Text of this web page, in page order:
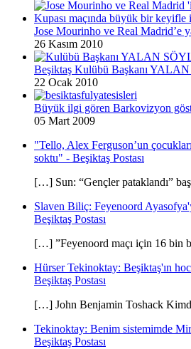
Jose Mourinho ve Real Madrid’e
26 Kasım 2010
Beşiktaş Kulübü Başkanı
22 Ocak 2010
Büyük ilgi gören Barkovizyon
05 Mart 2009
"Tello, Alex Ferguson’un
soktu" - Beşiktaş Postası
[…] Sun: “Gençler pataklandı”
Slaven Biliç: Feyenoord
Beşiktaş Postası
[…] ”Feyenoord maçı için 16 bin
Hürser Tekinoktay: Beşiktaş'ın
Beşiktaş Postası
[…] John Benjamin Toshack
Tekinoktay: Benim sistemimde
Beşiktaş Postası